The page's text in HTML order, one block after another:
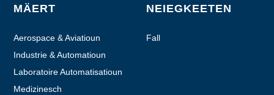
MÄERT
Aerospace & Aviatioun
Industrie & Automatioun
Laboratoire Automatisatioun
Medizinesch
NEIEGKEETEN
Fall